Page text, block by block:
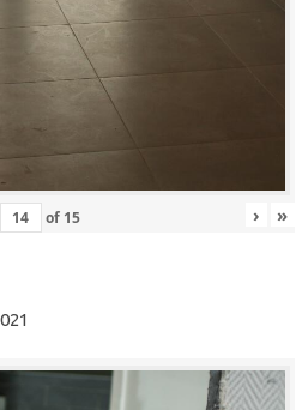
of 15 › »